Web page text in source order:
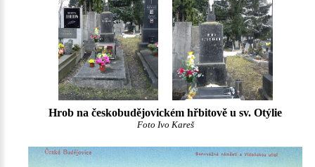
Hrob na českobudějovickém hřbitově u sv. Otýlie
Foto Ivo Kareš